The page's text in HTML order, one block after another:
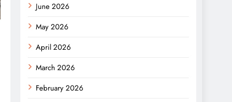
June 2026
May 2026
April 2026
March 2026
February 2026